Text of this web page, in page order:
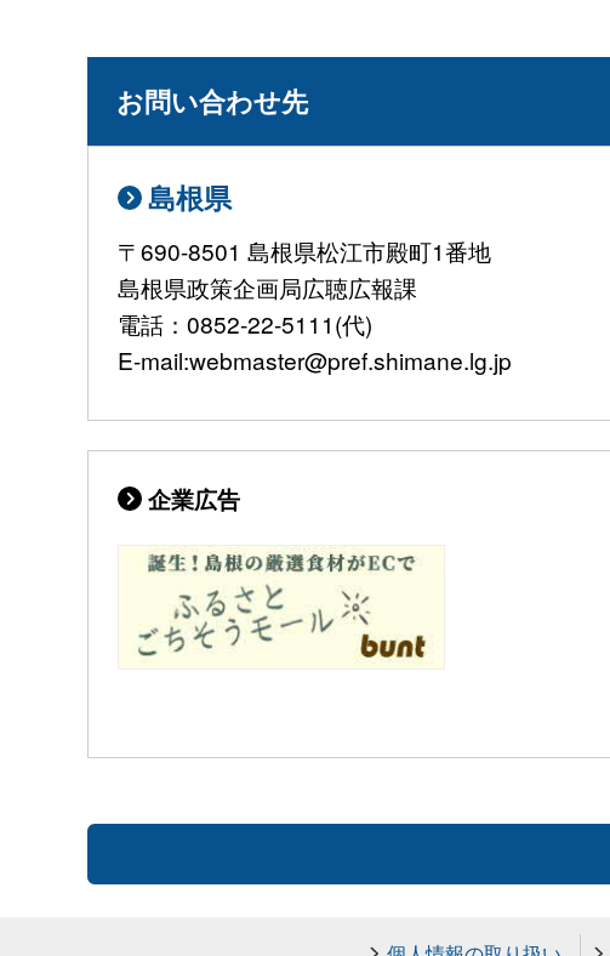
お問い合わせ先
島根県
〒690-8501 島根県松江市殿町1番地
島根県政策企画局広聴広報課
電話：0852-22-5111(代)
E-mail:webmaster@pref.shimane.lg.jp
企業広告